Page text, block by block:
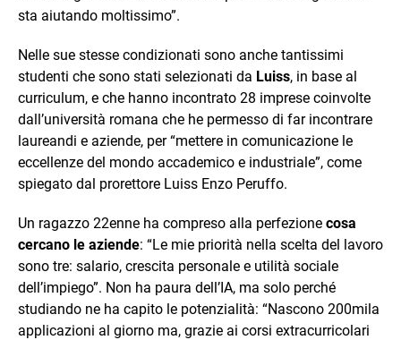
sta aiutando moltissimo”.
Nelle sue stesse condizionati sono anche tantissimi
studenti che sono stati selezionati da Luiss, in base al
curriculum, e che hanno incontrato 28 imprese coinvolte
dall’università romana che he permesso di far incontrare
laureandi e aziende, per “mettere in comunicazione le
eccellenze del mondo accademico e industriale”, come
spiegato dal prorettore Luiss Enzo Peruffo.
Un ragazzo 22enne ha compreso alla perfezione cosa
cercano le aziende: “Le mie priorità nella scelta del lavoro
sono tre: salario, crescita personale e utilità sociale
dell’impiego”. Non ha paura dell’IA, ma solo perché
studiando ne ha capito le potenzialità: “Nascono 200mila
applicazioni al giorno ma, grazie ai corsi extracurricolari